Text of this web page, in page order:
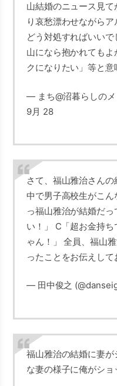
山結婚のニュース見
り哀愁漂わせながら
どう対処すればいい
山になら抱かれても
クになりたい」等と
— まち@沼暮らしの
9月 28
さて、福山雅治さん
中で男子高校生がこ
っ福山雅治が結婚だ
い！」 C「超お金持
ゃん！」 全員、福山
ったことをお伝えして
— 田中俊之
福山雅治の結婚に妻
な妻の様子に俺がショ